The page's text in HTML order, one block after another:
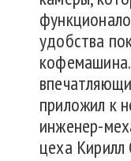
удобства
приложил к
инженер-
цеха Кирилл